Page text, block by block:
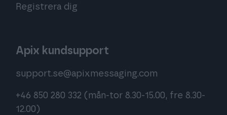
Registrera dig
Apix kundsupport
support.se@apixmessaging.com
+46 850 280 332 (mån-tor 8.30-15.00, fre 8.30-
12.00)